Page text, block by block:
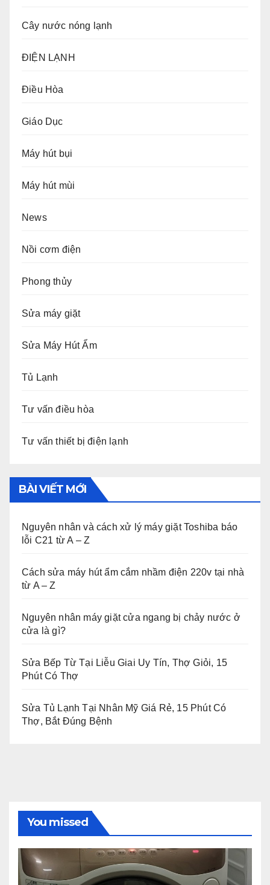
Cây nước nóng lạnh
ĐIỆN LẠNH
Điều Hòa
Giáo Dục
Máy hút bụi
Máy hút mùi
News
Nồi cơm điện
Phong thủy
Sửa máy giặt
Sửa Máy Hút Ẩm
Tủ Lạnh
Tư vấn điều hòa
Tư vấn thiết bị điện lạnh
BÀI VIẾT MỚI
Nguyên nhân và cách xử lý máy giặt Toshiba báo
lỗi C21 từ A – Z
Cách sửa máy hút ẩm cắm nhầm điện 220v tại nhà
từ A – Z
Nguyên nhân máy giặt cửa ngang bị chảy nước ở
cửa là gì?
Sửa Bếp Từ Tại Liễu Giai Uy Tín, Thợ Giỏi, 15
Phút Có Thợ
Sửa Tủ Lạnh Tại Nhân Mỹ Giá Rẻ, 15 Phút Có
Thợ, Bắt Đúng Bệnh
You missed